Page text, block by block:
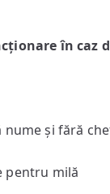
în caz
nume și fără
pentru milă